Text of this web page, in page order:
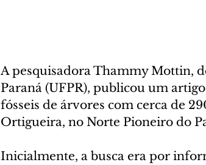
A pesquisadora Thammy Mottin,
Paraná (UFPR), publicou um
fósseis de árvores com cerca de
Ortigueira, no Norte Pioneiro do
Inicialmente, a busca era por